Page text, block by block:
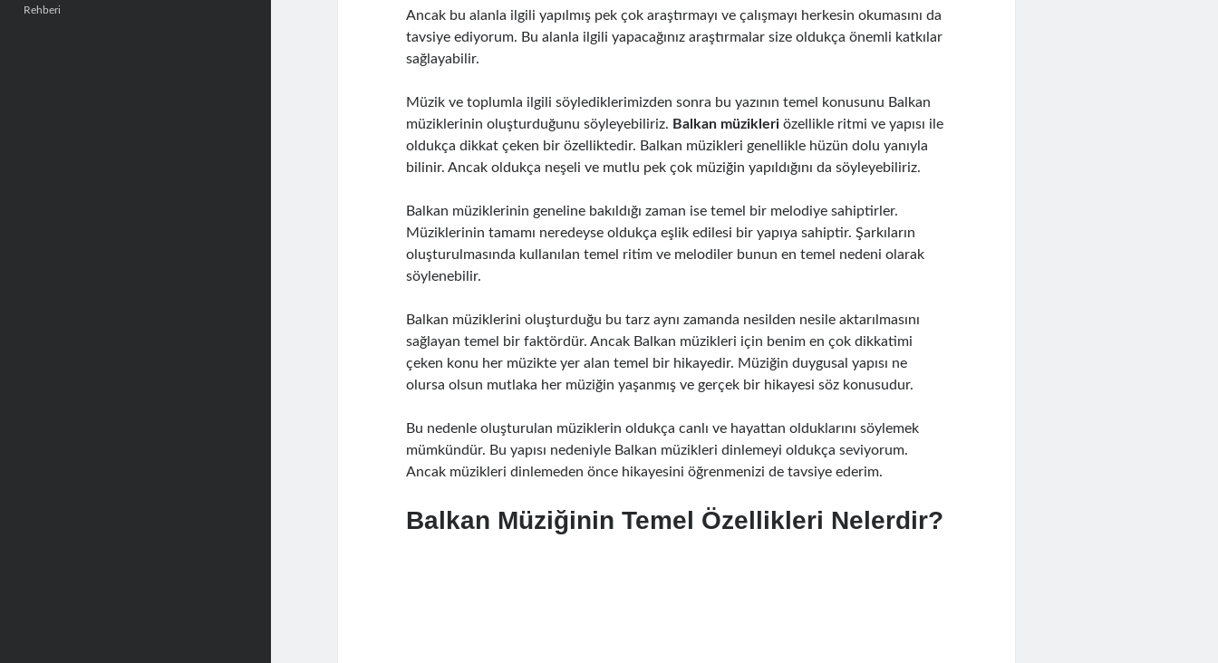
Rehberi
Ancak bu alanla ilgili yapılmış pek çok araştırmayı ve çalışmayı herkesin okumasını da
tavsiye ediyorum. Bu alanla ilgili yapacağınız araştırmalar size oldukça önemli katkılar
sağlayabilir.
Müzik ve toplumla ilgili söylediklerimizden sonra bu yazının temel konusunu Balkan
müziklerinin oluşturduğunu söyleyebiliriz. Balkan müzikleri özellikle ritmi ve yapısı ile
oldukça dikkat çeken bir özelliktedir. Balkan müzikleri genellikle hüzün dolu yanıyla
bilinir. Ancak oldukça neşeli ve mutlu pek çok müziğin yapıldığını da söyleyebiliriz.
Balkan müziklerinin geneline bakıldığı zaman ise temel bir melodiye sahiptirler.
Müziklerinin tamamı neredeyse oldukça eşlik edilesi bir yapıya sahiptir. Şarkıların
oluşturulmasında kullanılan temel ritim ve melodiler bunun en temel nedeni olarak
söylenebilir.
Balkan müziklerini oluşturduğu bu tarz aynı zamanda nesilden nesile aktarılmasını
sağlayan temel bir faktördür. Ancak Balkan müzikleri için benim en çok dikkatimi
çeken konu her müzikte yer alan temel bir hikayedir. Müziğin duygusal yapısı ne
olursa olsun mutlaka her müziğin yaşanmış ve gerçek bir hikayesi söz konusudur.
Bu nedenle oluşturulan müziklerin oldukça canlı ve hayattan olduklarını söylemek
mümkündür. Bu yapısı nedeniyle Balkan müzikleridinlemeyi oldukça seviyorum.
Ancak müzikleri dinlemeden önce hikayesini öğrenmenizi de tavsiye ederim.
Balkan Müziğinin Temel Özellikleri Nelerdir?